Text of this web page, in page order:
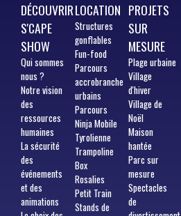
DÉCOUVRIR
S'CAPE
SHOW
Quisommes
nous ?
Notre vision
des
ressources
humaines
La sécurité
des
événements
et des
animations
LOCATION
Structures
gonflables
Fun-food
Parcours
accrobranche
urbains
Parcours
Ninja Mobile
Tyrolienne
Trampoline
Box
Rosalies
Petit Train
Stands de
PROJETS
SUR
MESURE
Plage urbaine
Village
d'hiver
Village de
Noël
Maison
hantée
Parc sur
mesure
Spectacles
de